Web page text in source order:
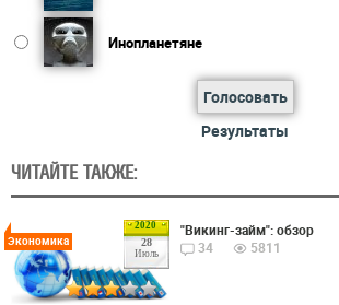
Инопланетяне
Голосовать
Результаты
ЧИТАЙТЕ ТАКЖЕ:
2020
28
Июль
Экономика
"Викинг-займ": обзор
34
5811